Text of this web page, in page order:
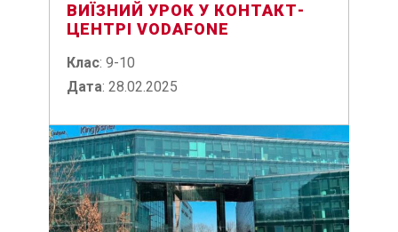
ВИЇЗНИЙ УРОК У КОНТАКТ-
ЦЕНТРІ VODAFONE
Клас: 9-10
Дата: 28.02.2025